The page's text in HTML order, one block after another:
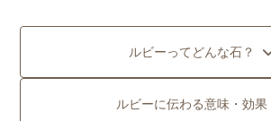
ルビーってどんな石？
ルビーに伝わる意味・効果